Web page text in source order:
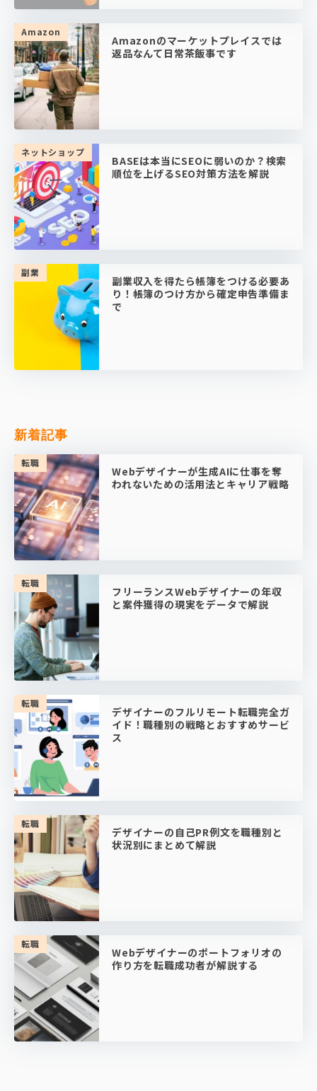
Amazon
Amazonのマーケットプレイスでは
返品なんて日常茶飯事です
ネットショップ
BASEは本当にSEOに弱いのか？検索
順位を上げるSEO対策方法を解説
副業
副業収入を得たら帳簿をつける必要あ
り！帳簿のつけ方から確定申告準備ま
で
新着記事
転職
Webデザイナーが生成AIに仕事を奪
われないための活用法とキャリア戦略
転職
フリーランスWebデザイナーの年収
と案件獲得の現実をデータで解説
転職
デザイナーのフルリモート転職完全ガ
イド！職種別の戦略とおすすめサービ
ス
転職
デザイナーの自己PR例文を職種別と
状況別にまとめて解説
転職
Webデザイナーのポートフォリオの
作り方を転職成功者が解説する